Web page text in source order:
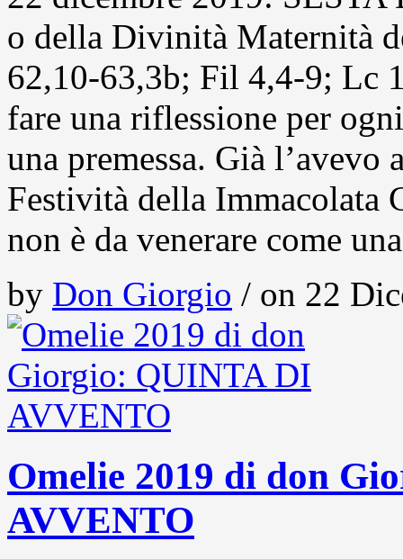
o della Divinità Maternità
62,10-63,3b; Fil 4,4-9; Lc
fare una riflessione per
una premessa. Già
Festività della Immacolata
non è da venerare come
by Don Giorgio / on 22
Omelie 2019 di don
AVVENTO